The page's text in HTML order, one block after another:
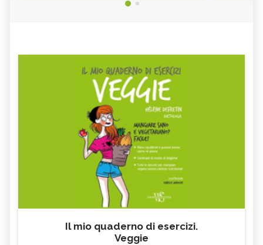
Il mio quaderno di esercizi.
Veggie